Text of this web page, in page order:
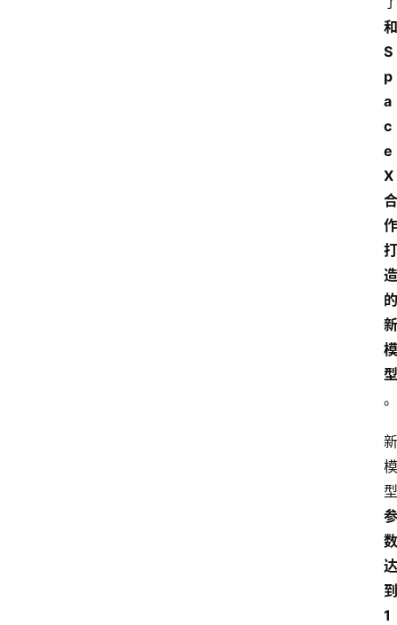
和
S
p
a
c
e
X
合
作
打
造
的
新
模
型
。
新
模
型
参
数
达
到
1